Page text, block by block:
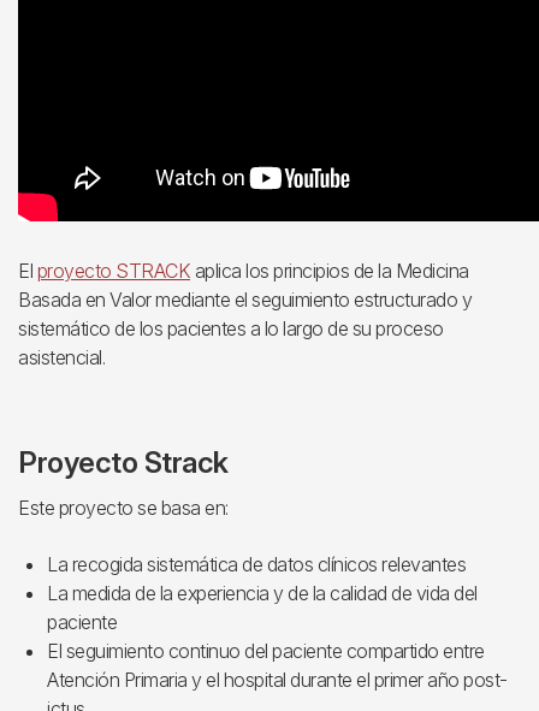
El proyecto STRACK aplica los principios de la Medicina
Basada en Valor mediante el seguimiento estructurado y
sistemático de los pacientes a lo largo de su proceso
asistencial.
Proyecto Strack
Este proyecto se basa en:
La recogida sistemática de datos clínicos relevantes
La medida de la experiencia y de la calidad de vida del
paciente
El seguimiento continuo del paciente compartido entre
Atención Primaria y el hospital durante el primer año post-